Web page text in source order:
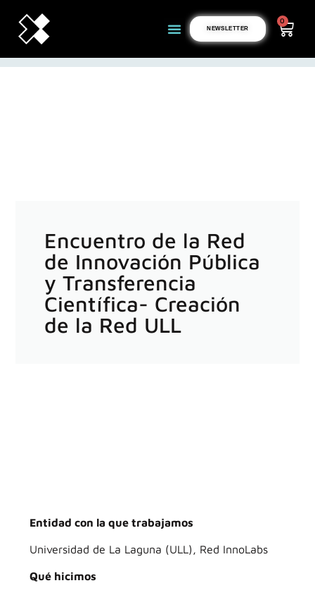
NEWSLETTER
0
Encuentro de la Red
de Innovación Pública
y Transferencia
Científica- Creación
de la Red ULL
Entidad con la que trabajamos
Universidad de La Laguna (ULL), Red InnoLabs
Qué hicimos